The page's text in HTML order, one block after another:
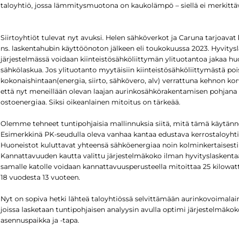
taloyhtiö, jossa lämmitysmuotona on kaukolämpö – siellä ei
Siirtoyhtiöt tulevat nyt avuksi. Helen sähköverkot ja Caruna tarjoavat
ns. laskentahubin käyttöönoton jälkeen eli toukokuussa 2023.
järjestelmässä voidaan kiinteistösähköliittymän ylituotantoa jakaa
sähkölaskua. Jos ylituotanto myytäisiin kiinteistösähköliittymästä
kokonaishintaan(energia, siirto, sähkövero, alv) verrattuna kehnon
että nyt meneillään olevan laajan aurinkosähkörakentamisen
ostoenergiaa. Siksi oikeanlainen mitoitus on tärkeää.
Olemme tehneet tuntipohjaisia mallinnuksia siitä, mitä tämä
Esimerkkinä PK-seudulla oleva vanhaa kantaa edustava
Huoneistot kuluttavat yhteensä sähköenergiaa noin
Kannattavuuden kautta valittu järjestelmäkoko ilman
samalle katolle voidaan kannattavuusperusteella mitoittaa 25
18 vuodesta 13 vuoteen.
Nyt on sopiva hetki lähteä taloyhtiössä selvittämään
joissa lasketaan tuntipohjaisen analyysin avulla optimi
asennuspaikka ja -tapa.